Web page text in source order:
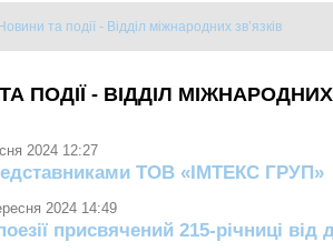
Новини та події - Відділ міжнародних зв’язків
ПОДІЇ - ВІДДІЛ МІЖНАРОДНИХ
2024 12:27
ТОВ «ІМТЕКС ГРУП»
2024 14:49
присвячений 215-річниці